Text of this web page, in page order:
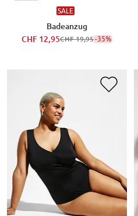
SALE
Badeanzug
CHF 12,95CHF 19,95-35%